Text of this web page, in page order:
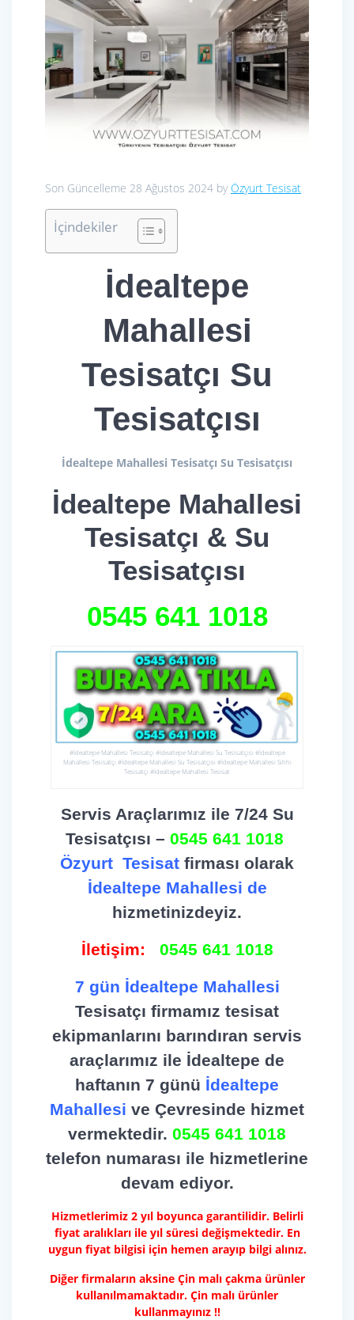
Son Güncelleme 28 Ağustos 2024 by Özyurt Tesisat
İçindekiler
İdealtepe
Mahallesi
Tesisatçı Su
Tesisatçısı
İdealtepe Mahallesi Tesisatçı Su Tesisatçısı
İdealtepe Mahallesi
Tesisatçı & Su
Tesisatçısı
0545 641 1018
#İdealtepe Mahallesi Tesisatçı #İdealtepe Mahallesi Su Tesisatçısı #İdealtepe
Mahallesi Tesisatçı #İdealtepe Mahallesi Su Tesisatçısı #İdealtepe Mahallesi Sıhhi
Tesisatçı #İdealtepe Mahallesi Tesisat
Servis Araçlarımız ile 7/24 Su
Tesisatçısı – 0545 641 1018
Özyurt Tesisat firması olarak
İdealtepe Mahallesi de
hizmetinizdeyiz.
İletişim: 0545 641 1018
7 gün İdealtepe Mahallesi
Tesisatçı firmamız tesisat
ekipmanlarını barındıran servis
araçlarımız ile İdealtepe de
haftanın 7 günü İdealtepe
Mahallesi ve Çevresinde hizmet
vermektedir. 0545 641 1018
telefon numarası ile hizmetlerine
devam ediyor.
Hizmetlerimiz 2 yıl boyunca garantilidir. Belirli
fiyat aralıkları ile yıl süresi değişmektedir. En
uygun fiyat bilgisi için hemen arayıp bilgi alınız.
Diğer firmaların aksine Çin malı çakma ürünler
kullanılmamaktadır. Çin malı ürünler
kullanmayınız !!